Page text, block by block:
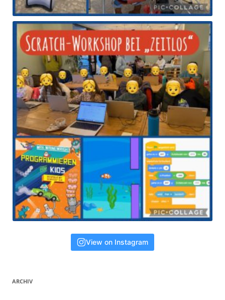
View on Instagram
ARCHIV